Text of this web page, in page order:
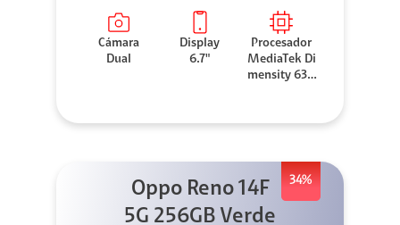
Cámara
Dual
Display
6.7"
Procesador
MediaTek Di
mensity 630
34%
Oppo Reno 14F
5G 256GB Verde